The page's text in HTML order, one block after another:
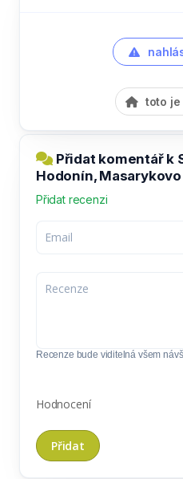
toto je
Přidat komentář k
Hodonín, Masarykovo
Přidat recenzi
Recenze bude viditelná všem
Hodnocení